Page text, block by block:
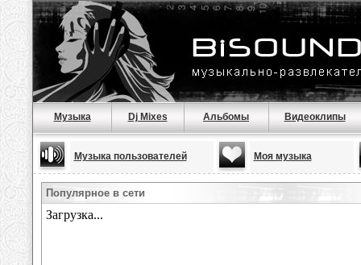
Музыка Dj Mixes Альбомы Видеоклипы
Музыка пользователей Моя музыка
Популярное в сети